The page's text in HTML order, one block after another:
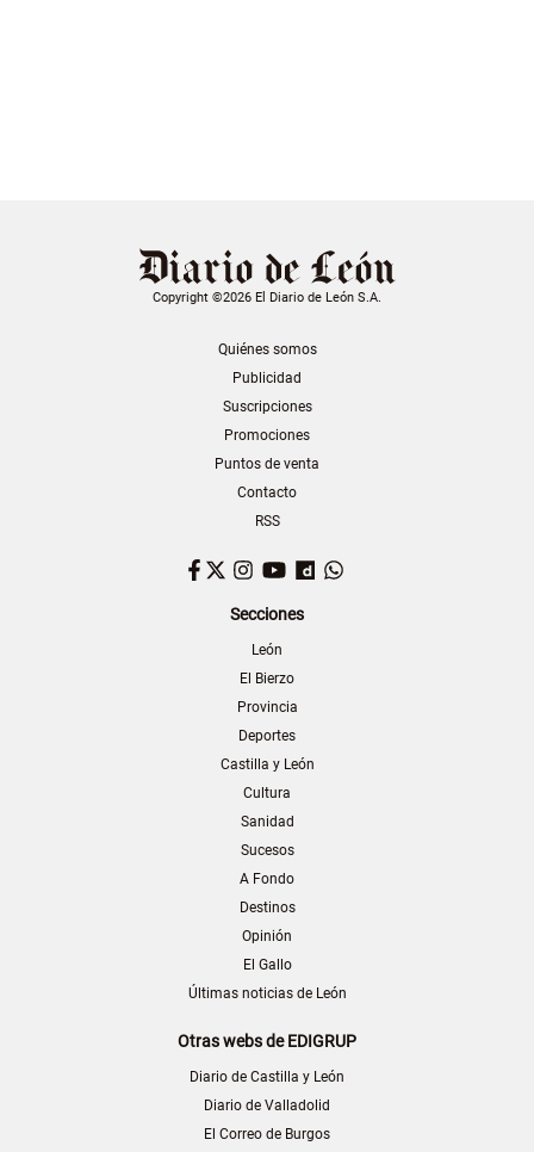
Copyright ©2026 El Diario de León S.A.
Quiénes somos
Publicidad
Suscripciones
Promociones
Puntos de venta
Contacto
RSS
Facebook
TwitterInstagram
YouTubeDailymotion
Secciones
León
El Bierzo
Provincia
Deportes
Castilla y León
Cultura
Sanidad
Sucesos
A Fondo
Destinos
Opinión
El Gallo
Últimas noticias de León
Otras webs de EDIGRUP
Diario de Castilla y León
Diario de Valladolid
El Correo de Burgos